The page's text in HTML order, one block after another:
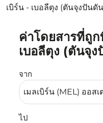
เบิร์น - เบอลีตุง (ตันจุงปันดั
ค่าโดยสารที่ถูก
เบอลีตุง (ตันจุ
จาก
ไป
ลองอัปเดตเส้นทางขอ